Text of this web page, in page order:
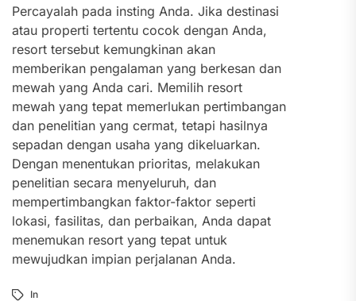
Percayalah pada insting Anda. Jika destinasi
atau properti tertentu cocok dengan Anda,
resort tersebut kemungkinan akan
memberikan pengalaman yang berkesan dan
mewah yang Anda cari. Memilih resort
mewah yang tepat memerlukan pertimbangan
dan penelitian yang cermat, tetapi hasilnya
sepadan dengan usaha yang dikeluarkan.
Dengan menentukan prioritas, melakukan
penelitian secara menyeluruh, dan
mempertimbangkan faktor-faktor seperti
lokasi, fasilitas, dan perbaikan, Anda dapat
menemukan resort yang tepat untuk
mewujudkan impian perjalanan Anda.
In